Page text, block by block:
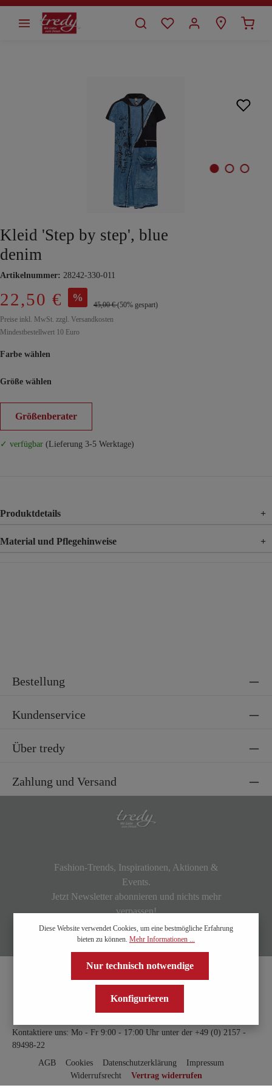
springen
Kleid 'Step by step', blue
denim
Artikelnummer: 28242-330-011
22,50 € %
45,00 €(50% gespart)
Preise inkl. MwSt. zzgl. Versandkosten
Mindestbestellwert 10 Euro
Farbe wählen
Größe wählen
Größenberater
✓ verfügbar (Lieferung 3-5 Werktage)
Produktdetails +
Material und Pflegehinweise +
Bestellung
Kundenservice
Über tredy
Zahlung und Versand
Fashion-Trends, Inspirationen, Aktionen &
Events.
Jetzt Newsletter abonnieren und nichts mehr
verpassen!
Kontaktiere uns: Mo - Fr 9:00 - 17:00 Uhr unter der +49 (0) 2157 -
89498-22
AGB
Cookies Datenschutzerklärung
Impressum
Widerrufsrecht
Vertrag widerrufen
Diese Website verwendet Cookies, um eine bestmögliche Erfahrung
bieten zu können. Mehr Informationen ...
Nur technisch notwendige
Konfigurieren